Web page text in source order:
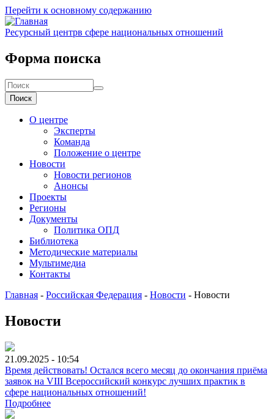
Перейти к основному содержанию
Ресурсный центрв сфере национальных отношений
Форма поиска
Поиск
О центре
Эксперты
Команда
Положение о центре
Новости
Новости регионов
Анонсы
Проекты
Регионы
Документы
Политика ОПД
Библиотека
Методические материалы
Мультимедиа
Контакты
Главная - Российская Федерация - Новости - Новости
Новости
21.09.2025 - 10:54
Время действовать! Остался всего месяц до окончания приёма
заявок на VIII Всероссийский конкурс лучших практик в
сфере национальных отношений!
Подробнее